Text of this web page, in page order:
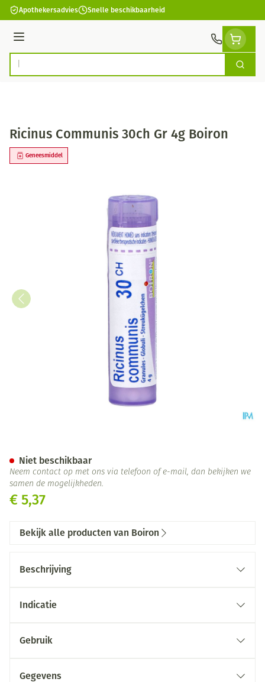
Ga naar de inhoud
Apothekersadvies Snelle beschikbaarheid
Menu
Product, merk, categorie... Zoek
Ricinus Communis 30ch Gr 4g Boiron
Geneesmiddel
€ 5,37
Niet beschikbaar
Neem contact op met ons via telefoon of e-mail, dan bekijken we
samen de mogelijkheden.
Bekijk alle producten van Boiron
Beschrijving
Indicatie
Gebruik
Gegevens